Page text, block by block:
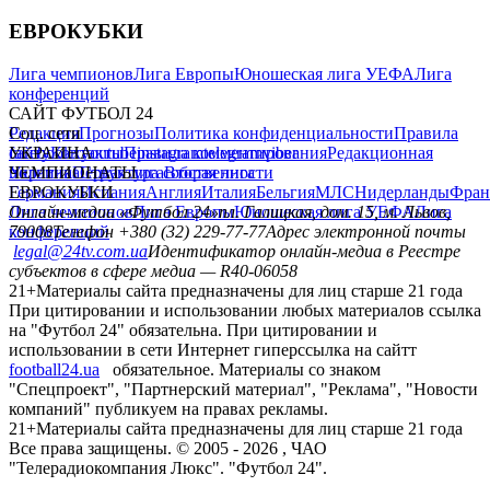
ЕВРОКУБКИ
Лига чемпионовЛига ЕвропыЮношеская лига УЕФАЛига
конференций
САЙТ ФУТБОЛ 24
РедакцияПрогнозыПолитика конфиденциальностиПравила
сайтуКонтактыПравила комментированияРедакционная
политикаСтруктура собственности
Соц. сети
facebookxyoutubeinstagramtelegramviber
УКРАИНА
УкраинаПервая лигаВторая лига
ЧЕМПИОНАТЫ
ГерманияИспанияАнглияИталияБельгияМЛСНидерланды
ЕВРОКУБКИ
Лига чемпионовЛига ЕвропыЮношеская лига УЕФАЛига
конференций
Онлайн-медиа «Футбол 24»пл. Галицкая, дом. 15, м. Львов,
79008Телефон +380 (32) 229-77-77Адрес электронной почты
legal@24tv.com.uaИдентификатор онлайн-медиа в Реестре
субъектов в сфере медиа — R40-06058
21+Материалы сайта предназначены для лиц старше 21 года
При цитировании и использовании любых материалов ссылка
на "Футбол 24" обязательна. При цитировании и
использовании в сети Интернет гиперссылка на сайтт
football24.ua
обязательное. Материалы со знаком
"Спецпроект", "Партнерский материал", "Реклама", "Новости
компаний" публикуем на правах рекламы.
21+Материалы сайта предназначены для лиц старше 21 года
Все права защищены. © 2005 - 2026 , ЧАО
"Телерадиокомпания Люкс". "Футбол 24".